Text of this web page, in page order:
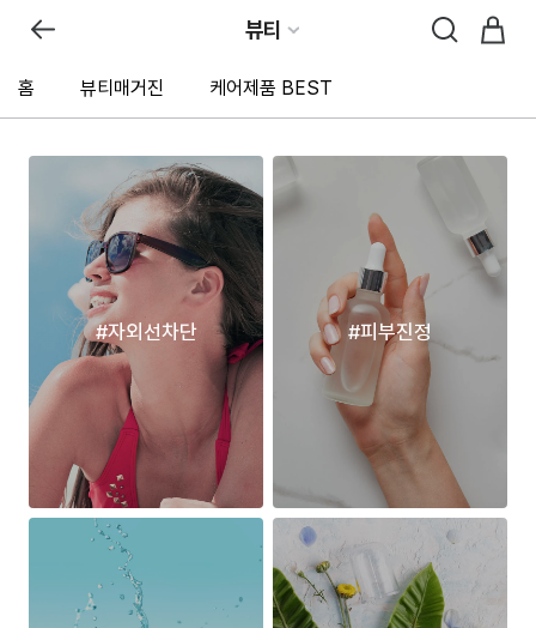
뷰티
홈 뷰티매거진 케어제품 BEST
#자외선차단 #피부진정